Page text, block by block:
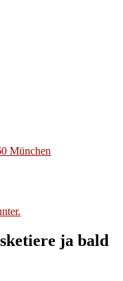
München
ja bald